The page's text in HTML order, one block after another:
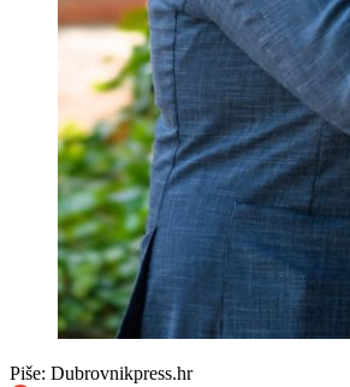
Piše: Dubrovnikpress.hr